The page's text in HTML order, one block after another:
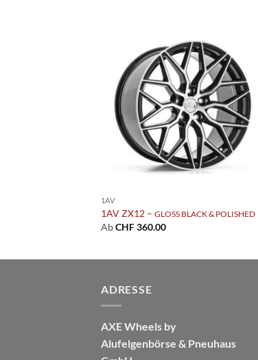
Add to
wishlist
1AV
1AV ZX12 – GLOSS BLACK & POLISHED
AbCHF360.00
ADRESSE
AXE Wheels by
Alufelgenbörse & Pneuhaus